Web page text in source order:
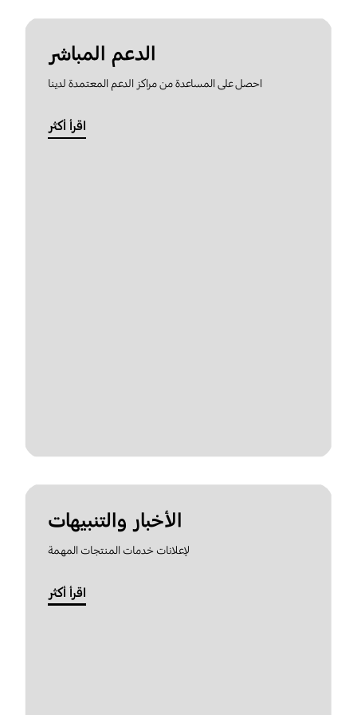
الدعم المباشر
احصل على المساعدة من مراكز الدعم المعتمدة لدينا
اقرأ أكثر
الأخبار والتنبيهات
لإعلانات خدمات المنتجات المهمة
اقرأ أكثر